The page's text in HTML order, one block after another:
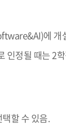
에 개
정될 때는 2
할 수 있음.